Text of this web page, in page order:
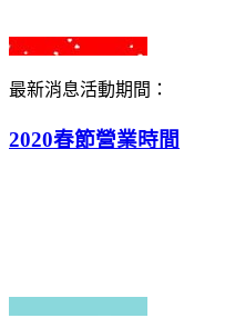
最新消息活動期間：
2020春節營業時間